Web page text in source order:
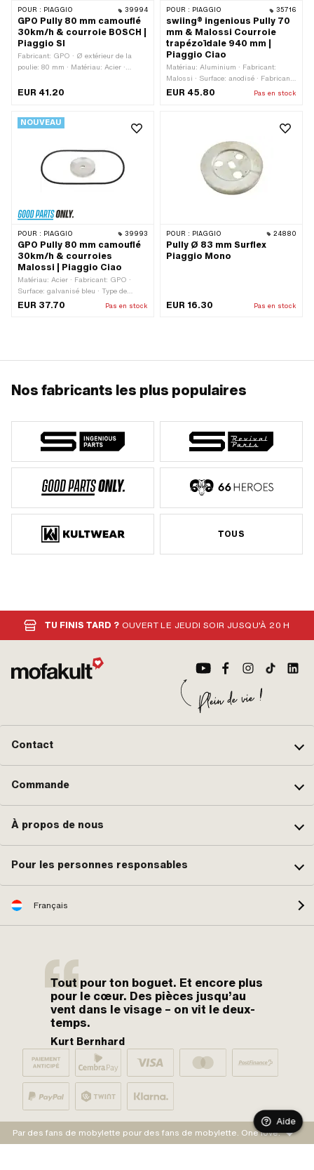
POUR : PIAGGIO 39994
GPO Pully 80 mm camouflé
30km/h & courroie BOSCH |
Piaggio SI
Fabricant: GPO · Ø extérieur de la
poulie: 80 mm · Matériau: Acier ·
transmission: Mono · Ø extérieur: 80
EUR 41.20
POUR : PIAGGIO 35716
swiing® ingenious Pully 70
mm & Malossi Courroie
trapézoïdale 940 mm |
Piaggio Ciao
Matériau: Aluminium · Fabricant:
Malossi · Surface: anodisé · Fabricant:
swiing® pièces ingénieuses · Type de
EUR 45.80 Pas en stock
NOUVEAU
POUR : PIAGGIO 39993
GPO Pully 80 mm camouflé
30km/h & courroies
Malossi | Piaggio Ciao
Matériau: Acier · Fabricant: GPO ·
Surface: galvanisé bleu · Type de
transmission: Mono · Ø extérieur de la
EUR 37.70 Pas en stock
POUR : PIAGGIO 24880
Pully Ø 83 mm Surflex
Piaggio Mono
EUR 16.30 Pas en stock
Nos fabricants les plus populaires
TOUS
TU FINIS TARD ? OUVERT LE JEUDI SOIR JUSQU'À 20 H
Contact
Commande
À propos de nous
Pour les personnes responsables
Français
Tout pour ton boguet. Et encore plus
pour le cœur. Des pièces jusqu’au
vent dans le visage – on vit le deux-
temps.
Kurt Bernhard
Par des fans de mobylette pour des fans de mobylette. One love.
Aide